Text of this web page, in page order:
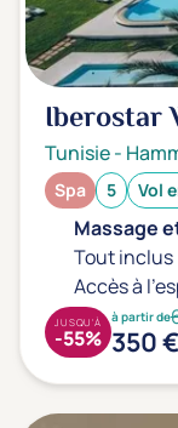
Iberostar
Tunisie-
Spa 5 Vol
Massage
Tout inclus
Accès à
à partir de
350
JUSQU'À
-55%